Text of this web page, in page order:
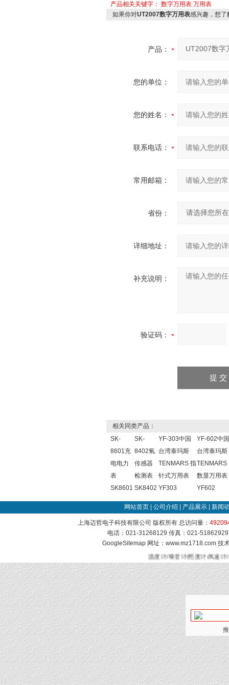
产品相关关键字： 数字万用表 万用表
如果你对UT2007数字万用表感兴趣，想了
产品：
您的单位：
您的姓名：
联系电话：
常用邮箱：
省份：
详细地址：
补充说明：
验证码：
相关同类产品：
SK-
8601充
电电力
表
SK8601
SK-
8402氧
传感器
检测表
SK8402
YF-303中国
台湾泰玛斯
TENMARS 指
针式万用表
YF303
YF-602中国
台湾泰玛斯
TENMARS
数显万用表
YF602
网站首页 公司介绍 产品展示 新闻
上海迈哲电子科技有限公司 版权所有 总访问量：
电话：021-31268129 传真：021-
GoogleSitemap网址：www.mz1718.com 技
温度计/噪音计/照度计/风速计